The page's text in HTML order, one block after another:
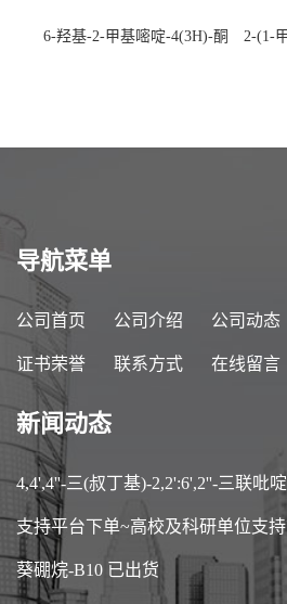
6-羟基-2-甲基嘧啶-4(3H)-酮
2-(1-
导航菜单
公司首页 公司介绍 公司动态
证书荣誉 联系方式 在线留言
新闻动态
4,4',4''-三(叔丁基)-2,2':6',2''-三联吡
支持平台下单~高校及科研单位支
葵硼烷-B10 已出货